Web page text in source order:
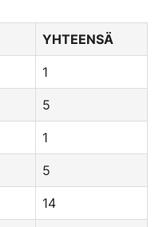
YHTEENSÄ
1
5
1
5
14